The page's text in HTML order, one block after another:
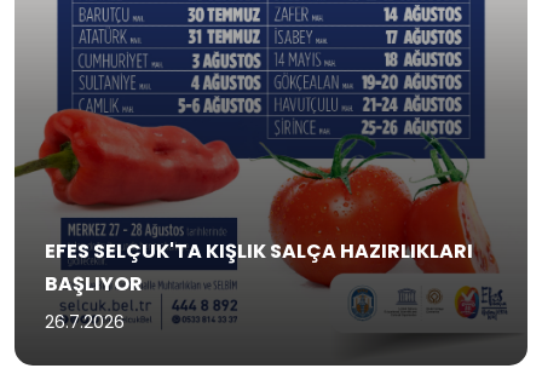
EFES SELÇUK'TA KIŞLIK SALÇA HAZIRLIKLARI
BAŞLIYOR
26.7.2026